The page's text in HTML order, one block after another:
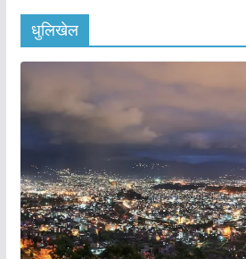
धुलिखेल